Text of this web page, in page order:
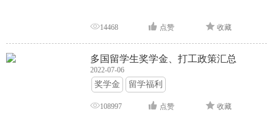
14468 点赞 收藏
多国留学生奖学金、打工政策汇总
2022-07-06
奖学金 留学福利
108997 点赞 收藏